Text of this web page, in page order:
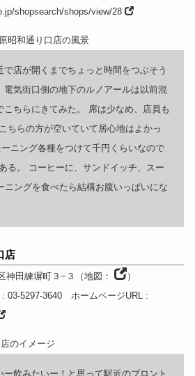
shopsearch/shops/view/28
で店が開くまでちょっと時間をつぶそう
電気街口側の地下のルノアールは以前混
こちらにきてみた。 席は少なめ、店員も
ちらの方が空いていて居心地はよかっ
ニング各種をつけて千円くらいなので
る。 コーヒーに、サンドイッチ、スー
ニングを食べたら結構お腹いっぱいにな
店
神田練塀町３−３ （地図：
）
: 03-5297-3640 ホームページURL:
ー飲みたいー！と思って駅近のプロント